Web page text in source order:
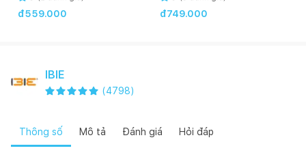
đ559.000 đ749.000
IBIE
(4798)
Thông số Mô tả Đánh giá Hỏi đáp